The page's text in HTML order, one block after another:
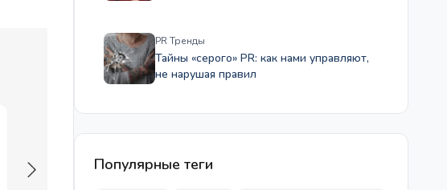
PR Тренды
Тайны «серого» PR: как нами управляют,
не нарушая правил
Популярные теги